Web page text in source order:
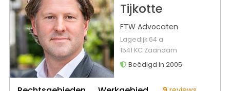
Tijkotte
FTW Advocaten
Lagedijk 64 a
1541 KC Zaandam
Beëdigd in 2005